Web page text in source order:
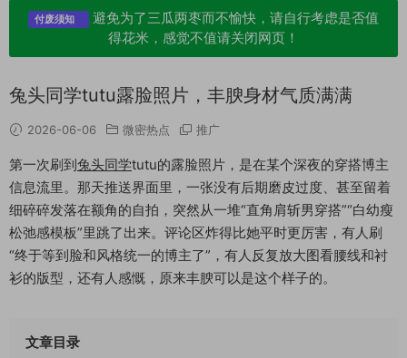
付废须知
避免为了三瓜两枣而不愉快，请自行考虑是否值
得花米，感觉不值请关闭网页！
兔头同学tutu露脸照片，丰腴身材气质满满
2026-06-06 微密热点 推广
第一次刷到兔头同学tutu的露脸照片，是在某个深夜的穿搭博主
信息流里。那天推送界面里，一张没有后期磨皮过度、甚至留着
细碎碎发落在额角的自拍，突然从一堆“直角肩斩男穿搭”“白幼瘦
松弛感模板”里跳了出来。评论区炸得比她平时更厉害，有人刷
“终于等到脸和风格统一的博主了”，有人反复放大图看腰线和衬
衫的版型，还有人感慨，原来丰腴可以是这个样子的。
文章目录